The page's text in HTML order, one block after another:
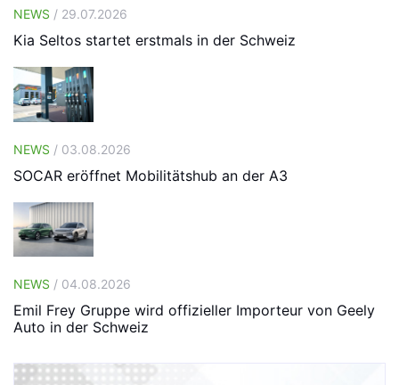
NEWS / 29.07.2026
Kia Seltos startet erstmals in der Schweiz
NEWS / 03.08.2026
SOCAR eröffnet Mobilitätshub an der A3
NEWS / 04.08.2026
Emil Frey Gruppe wird offizieller Importeur von Geely
Auto in der Schweiz